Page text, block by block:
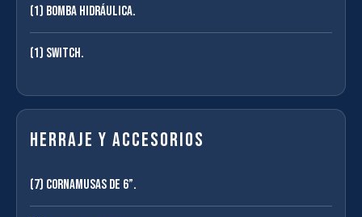
(1) Bomba hidráulica.
(1) Switch.
Herraje y accesorios
(7) Cornamusas de 6”.